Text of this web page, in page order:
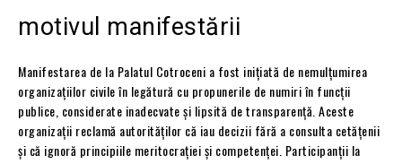
motivul manifestării
Manifestarea de la Palatul Cotroceni a fost inițiată de nemulțumirea
organizațiilor civile în legătură cu propunerile de numiri în funcții
publice, considerate inadecvate și lipsită de transparență. Aceste
organizații reclamă autorităților că iau decizii fără a consulta cetățenii
și că ignoră principiile meritocrației și competenței. Participanții la